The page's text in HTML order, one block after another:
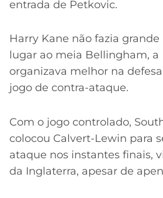
entrada de Petkovic.
Harry Kane não fazia
lugar ao meia Bellingham, a
organizava melhor na
jogo de contra-ataque.
Com o jogo controlado,
colocou Calvert-Lewin para
ataque nos instantes finais,
da Inglaterra, apesar de